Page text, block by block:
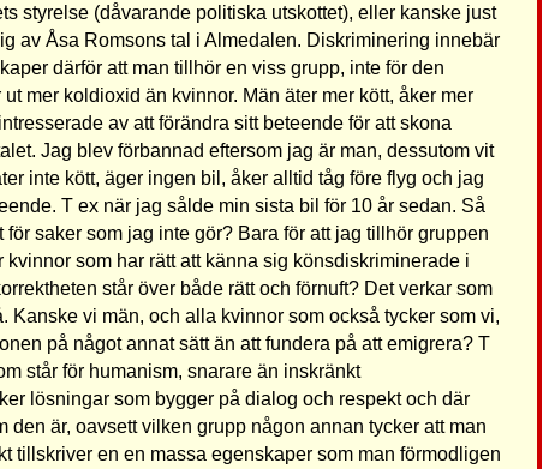
styrelse (dåvarande politiska utskottet), eller kanske just
av Åsa Romsons tal i Almedalen. Diskriminering innebär
därför att man tillhör en viss grupp, inte för den
mer koldioxid än kvinnor. Män äter mer kött, åker mer
av att förändra sitt beteende för att skona
Jag blev förbannad eftersom jag är man, dessutom vit
inte kött, äger ingen bil, åker alltid tåg före flyg och jag
T ex när jag sålde min sista bil för 10 år sedan. Så
saker som jag inte gör? Bara för att jag tillhör gruppen
kvinnor som har rätt att känna sig könsdiskriminerade i
står över både rätt och förnuft? Det verkar som
Kanske vi män, och alla kvinnor som också tycker som vi,
på något annat sätt än att fundera på att emigrera? T
står för humanism, snarare än inskränkt
lösningar som bygger på dialog och respekt och där
den är, oavsett vilken grupp någon annan tycker att man
tillskriver en en massa egenskaper som man förmodligen